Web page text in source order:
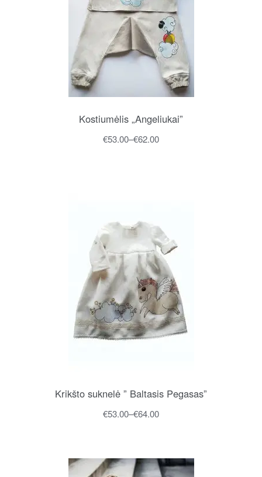
Kostiumėlis „Angeliukai”
€53.00–€62.00
Krikšto suknelė ” Baltasis Pegasas”
€53.00–€64.00